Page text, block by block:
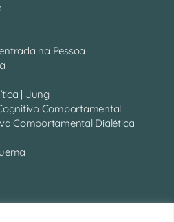
na Pessoa
| Jung
Comportamental
Comportamental Dialética